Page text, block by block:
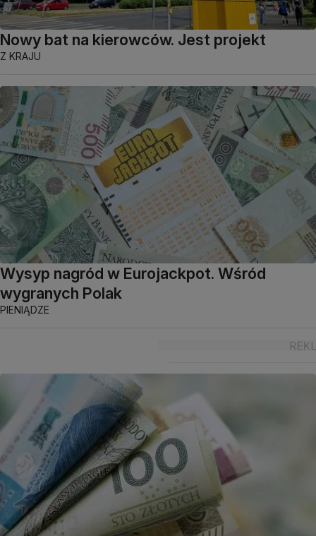
Nowy bat na kierowców. Jest projekt
Z KRAJU
Wysyp nagród w Eurojackpot. Wśród
wygranych Polak
PIENIĄDZE